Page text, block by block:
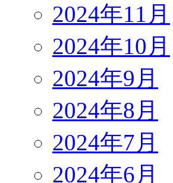
2024年11月
2024年10月
2024年9月
2024年8月
2024年7月
2024年6月